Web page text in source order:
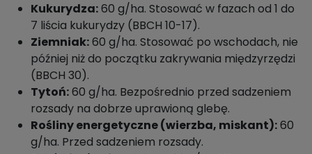
Kukurydza:60 g/ha. Stosować w fazach od 1 do
7 liścia kukurydzy (BBCH 10-17).
Ziemniak:60 g/ha. Stosować po wschodach, nie
później niż do początku zakrywania międzyrzędzi
(BBCH 30).
Tytoń:60 g/ha. Bezpośrednio przed sadzeniem
rozsady na dobrze uprawioną glebę.
Rośliny energetyczne (wierzba, miskant):60
g/ha. Przed sadzeniem rozsady.